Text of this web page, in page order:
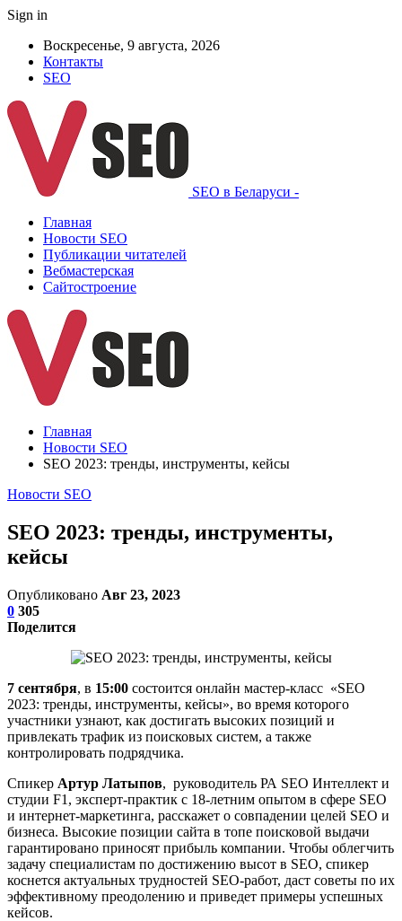
Sign in
Воскресенье, 9 августа, 2026
Контакты
SEO
SEO в Беларуси -
Главная
Новости SEO
Публикации читателей
Вебмастерская
Сайтостроение
Главная
Новости SEO
SEO 2023: тренды, инструменты, кейсы
Новости SEO
SEO 2023: тренды, инструменты,
кейсы
Опубликовано Авг 23, 2023
0 305
Поделится
7 сентября, в 15:00 состоится онлайн мастер-класс «SEO
2023: тренды, инструменты, кейсы», во время которого
участники узнают, как достигать высоких позиций и
привлекать трафик из поисковых систем, а также
контролировать подрядчика.
Спикер Артур Латыпов, руководитель РА SEO Интеллект и
студии F1, эксперт-практик с 18-летним опытом в сфере SEO
и интернет-маркетинга, расскажет о совпадении целей SEO и
бизнеса. Высокие позиции сайта в топе поисковой выдачи
гарантировано приносят прибыль компании. Чтобы облегчить
задачу специалистам по достижению высот в SEO, спикер
коснется актуальных трудностей SEO-работ, даст советы по их
эффективному преодолению и приведет примеры успешных
кейсов.